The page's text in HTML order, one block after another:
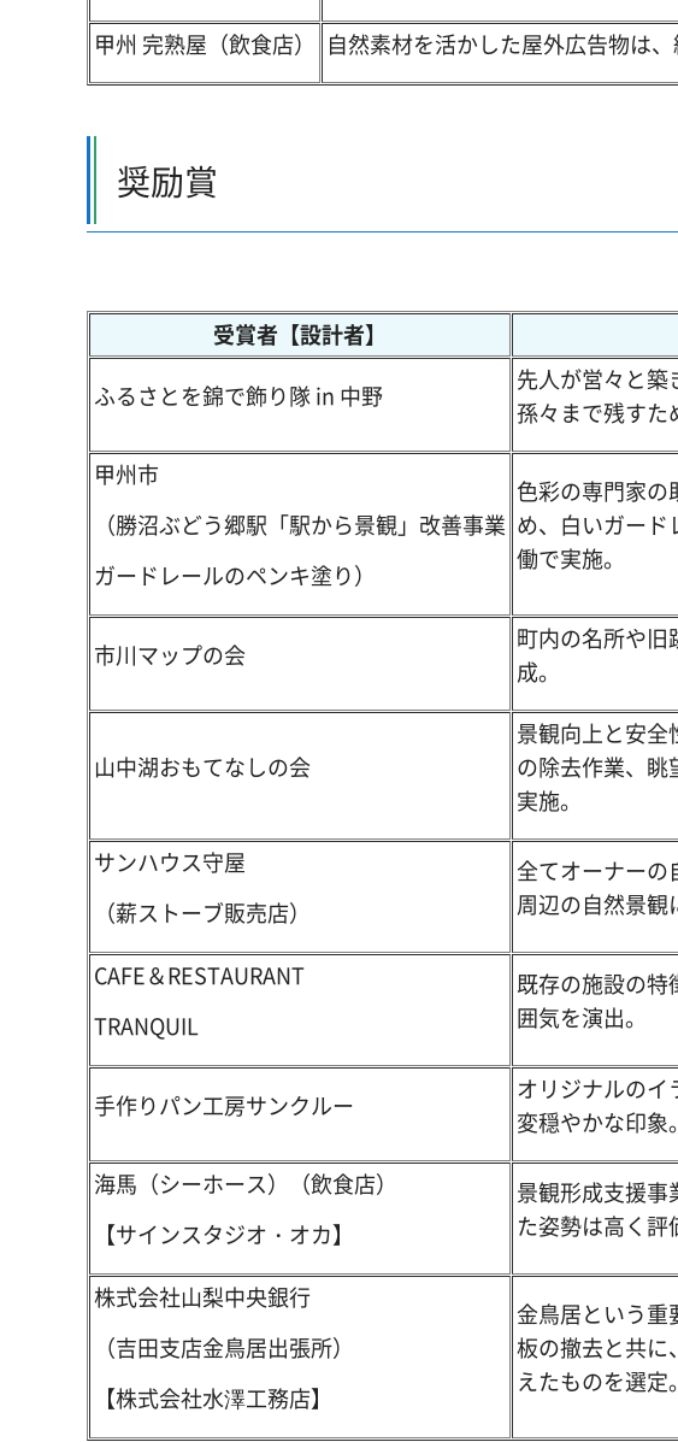
甲州 完熟屋（飲食店） 自然素材を活かした屋外広告物は
奨励賞
受賞者【設計者】
ふるさとを錦で飾り隊 in 中野
先人が営々と築
孫々まで残すた
甲州市
（勝沼ぶどう郷駅「駅から景観」改善事業
ガードレールのペンキ塗り）
色彩の専門家
め、白いガー
働で実施。
市川マップの会
町内の名所や
成。
山中湖おもてなしの会
景観向上と安
の除去作業、眺
実施。
サンハウス守屋
（薪ストーブ販売店）
全てオーナー
周辺の自然景観
CAFE＆RESTAURANT
TRANQUIL
既存の施設の特
囲気を演出。
手作りパン工房サンクルー
オリジナルの
変穏やかな印象。
海馬（シーホース）（飲食店）
【サインスタジオ・オカ】
景観形成支援
た姿勢は高く評
株式会社山梨中央銀行
（吉田支店金鳥居出張所）
【株式会社水澤工務店】
金鳥居という
板の撤去と共に
えたものを選定。